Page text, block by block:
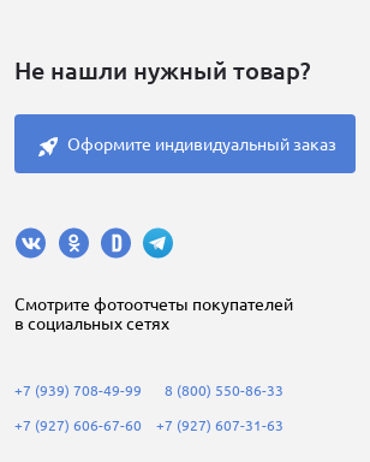
Не нашли нужный товар?
Оформите индивидуальный заказ
Cмотрите фотоотчеты покупателей
в социальных сетях
+7 (939) 708-49-99
+7 (927) 606-67-60
8 (800) 550-86-33
+7 (927) 607-31-63